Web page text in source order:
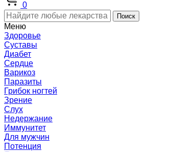
0
Поиск
Меню
Здоровье
Суставы
Диабет
Сердце
Варикоз
Паразиты
Грибок ногтей
Зрение
Слух
Недержание
Иммунитет
Для мужчин
Потенция